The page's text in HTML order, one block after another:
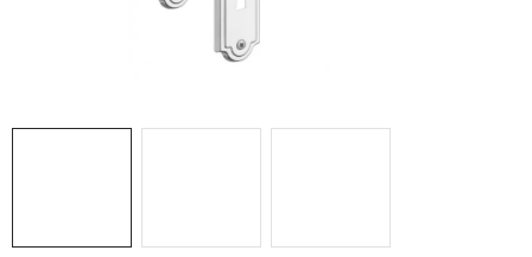
CHYTRÉ KLIKY
BEZPEČNOSTNÍ KOVÁNÍ